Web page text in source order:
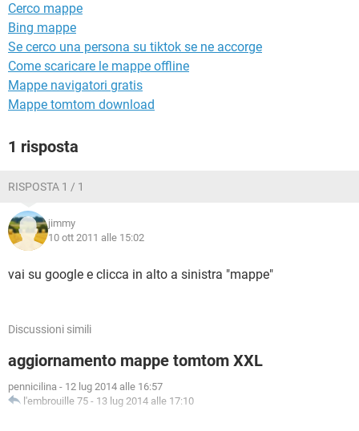
Cerco mappe
Bing mappe
Se cerco una persona su tiktok se ne accorge
Come scaricare le mappe offline
Mappe navigatori gratis
Mappe tomtom download
1 risposta
RISPOSTA 1 / 1
jimmy
10 ott 2011 alle 15:02
vai su google e clicca in alto a sinistra "mappe"
Discussioni simili
aggiornamento mappe tomtom XXL
pennicilina - 12 lug 2014 alle 16:57
l'embrouille 75 - 13 lug 2014 alle 17:10